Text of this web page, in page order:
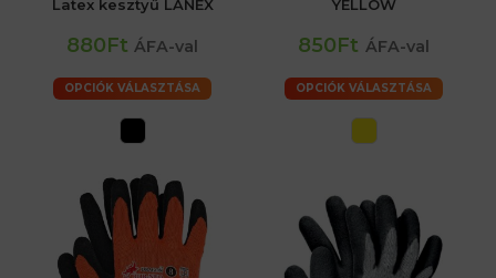
Latex kesztyű LANEX
880Ft ÁFA-val
OPCIÓK VÁLASZTÁSA
YELLOW
850Ft ÁFA-val
OPCIÓK VÁLASZTÁSA